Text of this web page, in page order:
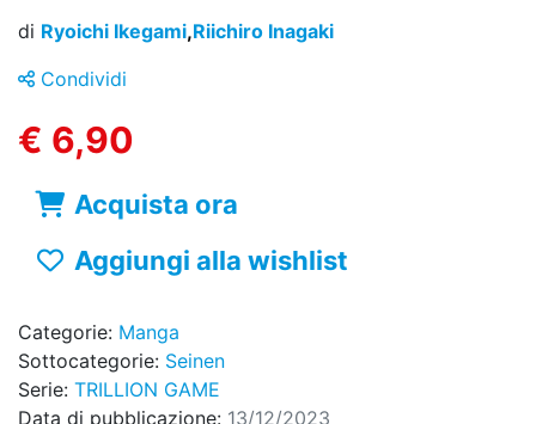
di Ryoichi Ikegami,Riichiro Inagaki
Condividi
€ 6,90
Acquista ora
Aggiungi alla wishlist
Categorie: Manga
Sottocategorie: Seinen
Serie: TRILLION GAME
Data di pubblicazione: 13/12/2023